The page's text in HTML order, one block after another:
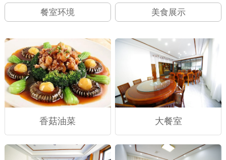
餐室环境
美食展示
香菇油菜 大餐室